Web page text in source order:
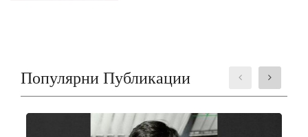
Популярни Публикации